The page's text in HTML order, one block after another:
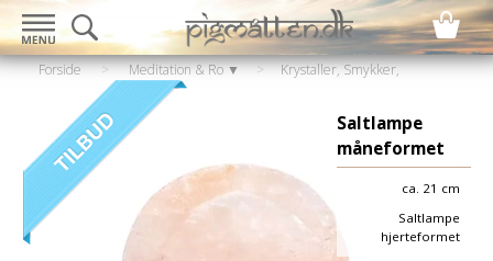
Forside > Meditation & Ro ▼ >
Krystaller, Smykker,
> Saltlampe
Saltlampe
måneformet
ca. 21 cm
Saltlampe
hjerteformet